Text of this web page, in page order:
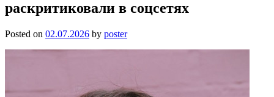
раскритиковали в соцсетях
Posted on 02.07.2026 by poster